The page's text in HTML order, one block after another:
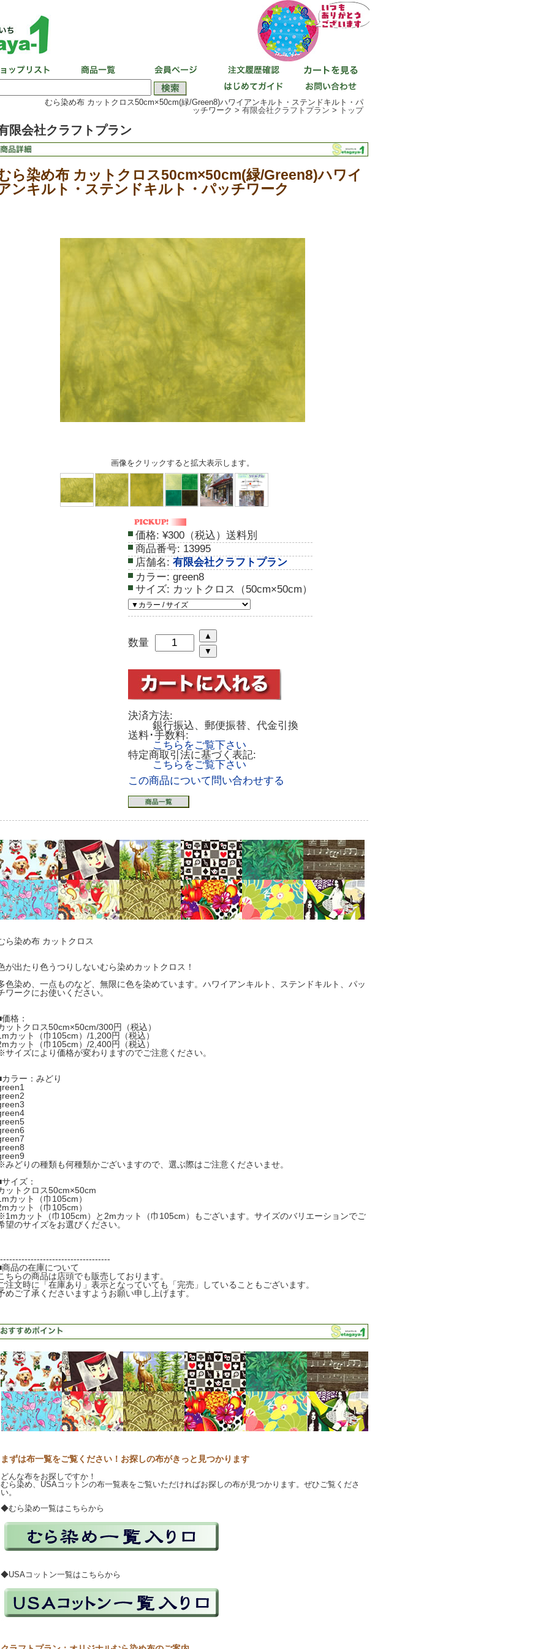
むら染め布 カットクロス50cm×50cm(緑/Green8)ハワイアンキルト・ステンドキルト・パ
ッチワーク > 有限会社クラフトプラン > トップ
限会社クラフトプラン
ら染め布 カットクロス50cm×50cm(緑/Green8)ハワイ
ンキルト・ステンドキルト・パッチワーク
画像をクリックすると拡大表示します。
価格: ¥300（税込）送料別
商品番号: 13995
店舗名: 有限会社クラフトプラン
カラー: green8
サイズ: カットクロス（50cm×50cm）
数量
決済方法:
銀行振込、郵便振替、代金引換
送料･手数料:
こちらをご覧下さい
特定商取引法に基づく表記:
こちらをご覧下さい
この商品について問い合わせする
ら染め布 カットクロス
が出たり色うつりしないむら染めカットクロス！
色染め、一点ものなど、無限に色を染めています。ハワイアンキルト、ステンドキルト、パッ
ワークにお使いください。
格：
ットクロス50cm×50cm/300円（税込）
カット（巾105cm）/1,200円（税込）
カット（巾105cm）/2,400円（税込）
イズにより価格が変わりますのでご注意ください。
ラー：みどり
どりの種類も何種類かございますので、選ぶ際はご注意くださいませ。
イズ：
ットクロス50cm×50cm
カット（巾105cm）
カット（巾105cm）
カット（巾105cm）と2mカット（巾105cm）もございます。サイズのバリエーションでご
望のサイズをお選びください。
品の在庫について
ちらの商品は店頭でも販売しております。
注文時に「在庫あり」表示となっていても「完売」していることもございます。
めご了承くださいますようお願い申し上げます。
まずは布一覧をご覧ください！お探しの布がきっと見つかります
どんな布をお探しですか！
むら染め、USAコットンの布一覧表をご覧いただければお探しの布が見つかります。ぜひご覧くださ
い。
◆むら染め一覧はこちらから
◆USAコットン一覧はこちらから